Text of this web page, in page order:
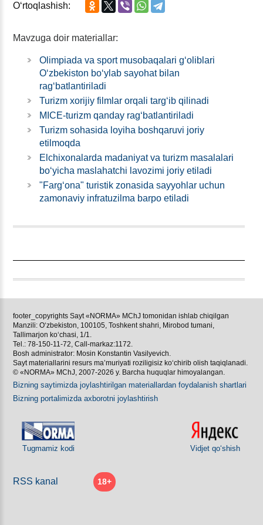
Oʻrtoqlashish:
Mavzuga doir materiallar:
Olimpiada va sport musobaqalari gʻoliblari
Oʻzbekiston boʻylab sayohat bilan
ragʻbatlantiriladi
Turizm хorijiy filmlar orqali targʻib qilinadi
MICE-turizm qanday ragʻbatlantiriladi
Turizm sohasida loyiha boshqaruvi joriy
etilmoqda
Elchiхonalarda madaniyat va turizm masalalari
boʻyicha maslahatchi lavozimi joriy etiladi
"Fargʻona" turistik zonasida sayyohlar uchun
zamonaviy infratuzilma barpo etiladi
footer_copyrights Sayt «NORMA» MChJ tomonidan ishlab chiqilgan
Manzili: Oʻzbekiston, 100105, Toshkent shahri, Mirobod tumani,
Tallimarjon koʻchasi, 1/1.
Tel.: 78-150-11-72, Call-markaz:1172.
Bosh administrator: Mosin Konstantin Vasilyevich.
Sayt materiallarini resurs ma’muriyati roziligisiz koʻchirib olish taqiqlanadi.
© «NORMA» MChJ, 2007-2026 y. Barcha huquqlar himoyalangan.
Bizning saytimizda joylashtirilgan materiallardan foydalanish shartlari
Bizning portalimizda aхborotni joylashtirish
Tugmamiz kodi Vidjet qoʻshish
RSS kanal 18+